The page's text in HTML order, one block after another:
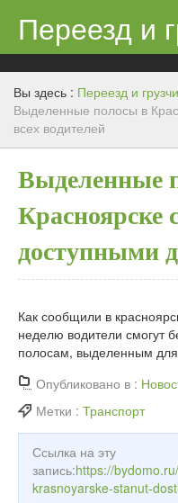
Контакты
Цены
Новости
Вы здесь : Переезд и
Выделенные полосы в
всех водителей
Выделенные
Красноярске
доступными
Как сообщили в
неделю водители смогут
полосам, выделенным
Опубликовано в :
Метки : Транспорт
Ссылка на эту
запись:https://
krasnoyarske-stanut-